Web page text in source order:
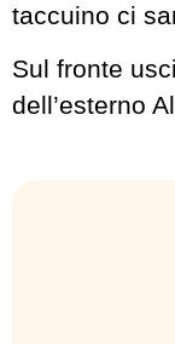
taccuino ci
Sul fronte
dell’esterno